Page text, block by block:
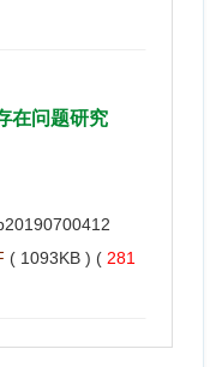
在问题研究
( 1093KB ) ( 281